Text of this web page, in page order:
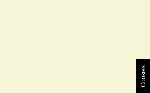
Cookies